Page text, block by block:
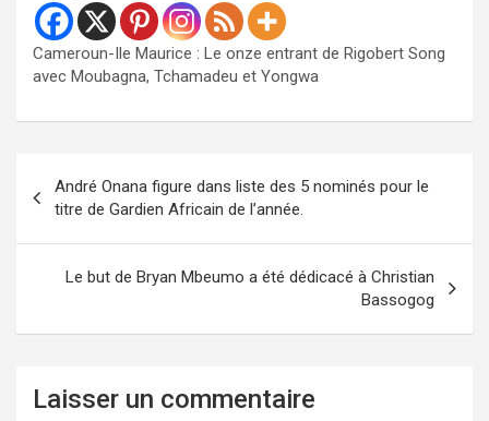
Cameroun-Ile Maurice : Le onze entrant de Rigobert Song
avec Moubagna, Tchamadeu et Yongwa
de
l’article
André Onana figure dans liste des 5 nominés pour le
titre de Gardien Africain de l’année.
Le but de Bryan Mbeumo a été dédicacé à Christian
Bassogog
Laisser un commentaire